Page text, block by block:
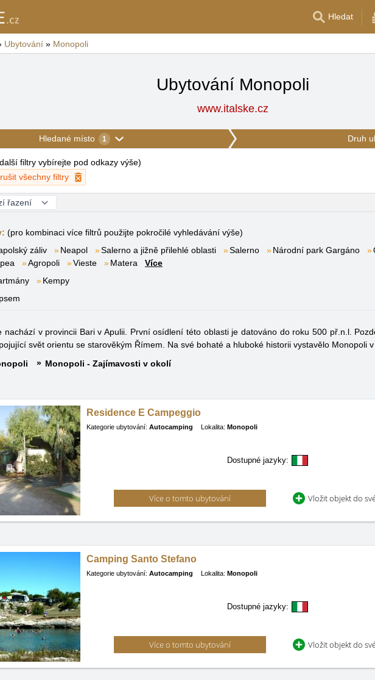
Hledat
Ubytování » Monopoli
Ubytování Monopoli
www.italske.cz
Hledané místo 1 Druh
další filtry vybírejte pod odkazy výše)
všechny filtry
(pro kombinaci více filtrů použijte pokročilé vyhledávání výše)
záliv Neapol Salerno a jižně přilehlé oblasti Salerno Národní park Gargáno
Agropoli Vieste Matera
Více
Kempy
nachází v provincii Bari v Apulii. První osídlení této oblasti je datováno do roku 500 př.n.l.
svět orientu se starověkým Římem. Na své bohaté a hluboké historii vystavělo Monopoli
Monopoli - Zajímavosti v okolí
Residence E Campeggio
Kategorie ubytování: Autocamping Lokalita: Monopoli
Dostupné jazyky:
Více o tomto ubytování Vložit objekt do
Camping Santo Stefano
Kategorie ubytování: Autocamping Lokalita: Monopoli
Dostupné jazyky:
Více o tomto ubytování Vložit objekt do